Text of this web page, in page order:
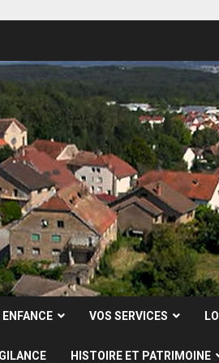
VOS SERVICES
HISTOIRE ET PATRIMOINE